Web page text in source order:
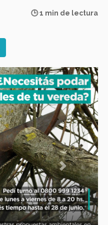
🕒 1 min de lectura
Next